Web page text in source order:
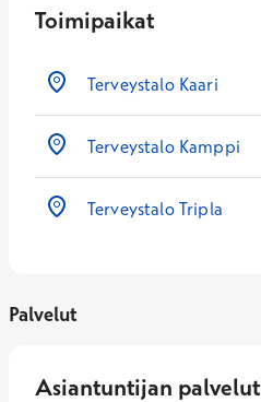
Toimipaikat
Terveystalo Kaari
Terveystalo Kamppi
Terveystalo Tripla
Palvelut
Asiantuntijan palvelut